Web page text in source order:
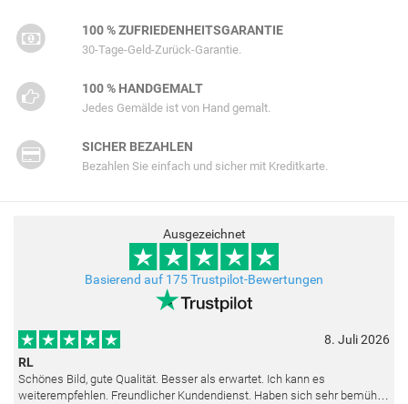
100 % ZUFRIEDENHEITSGARANTIE
30-Tage-Geld-Zurück-Garantie.
100 % HANDGEMALT
Jedes Gemälde ist von Hand gemalt.
SICHER BEZAHLEN
Bezahlen Sie einfach und sicher mit Kreditkarte.
Ausgezeichnet
Basierend auf 175 Trustpilot-Bewertungen
8. Juli 2026
RL
Schönes Bild, gute Qualität. Besser als erwartet. Ich kann es
weiterempfehlen. Freundlicher Kundendienst. Haben sich sehr bemüht